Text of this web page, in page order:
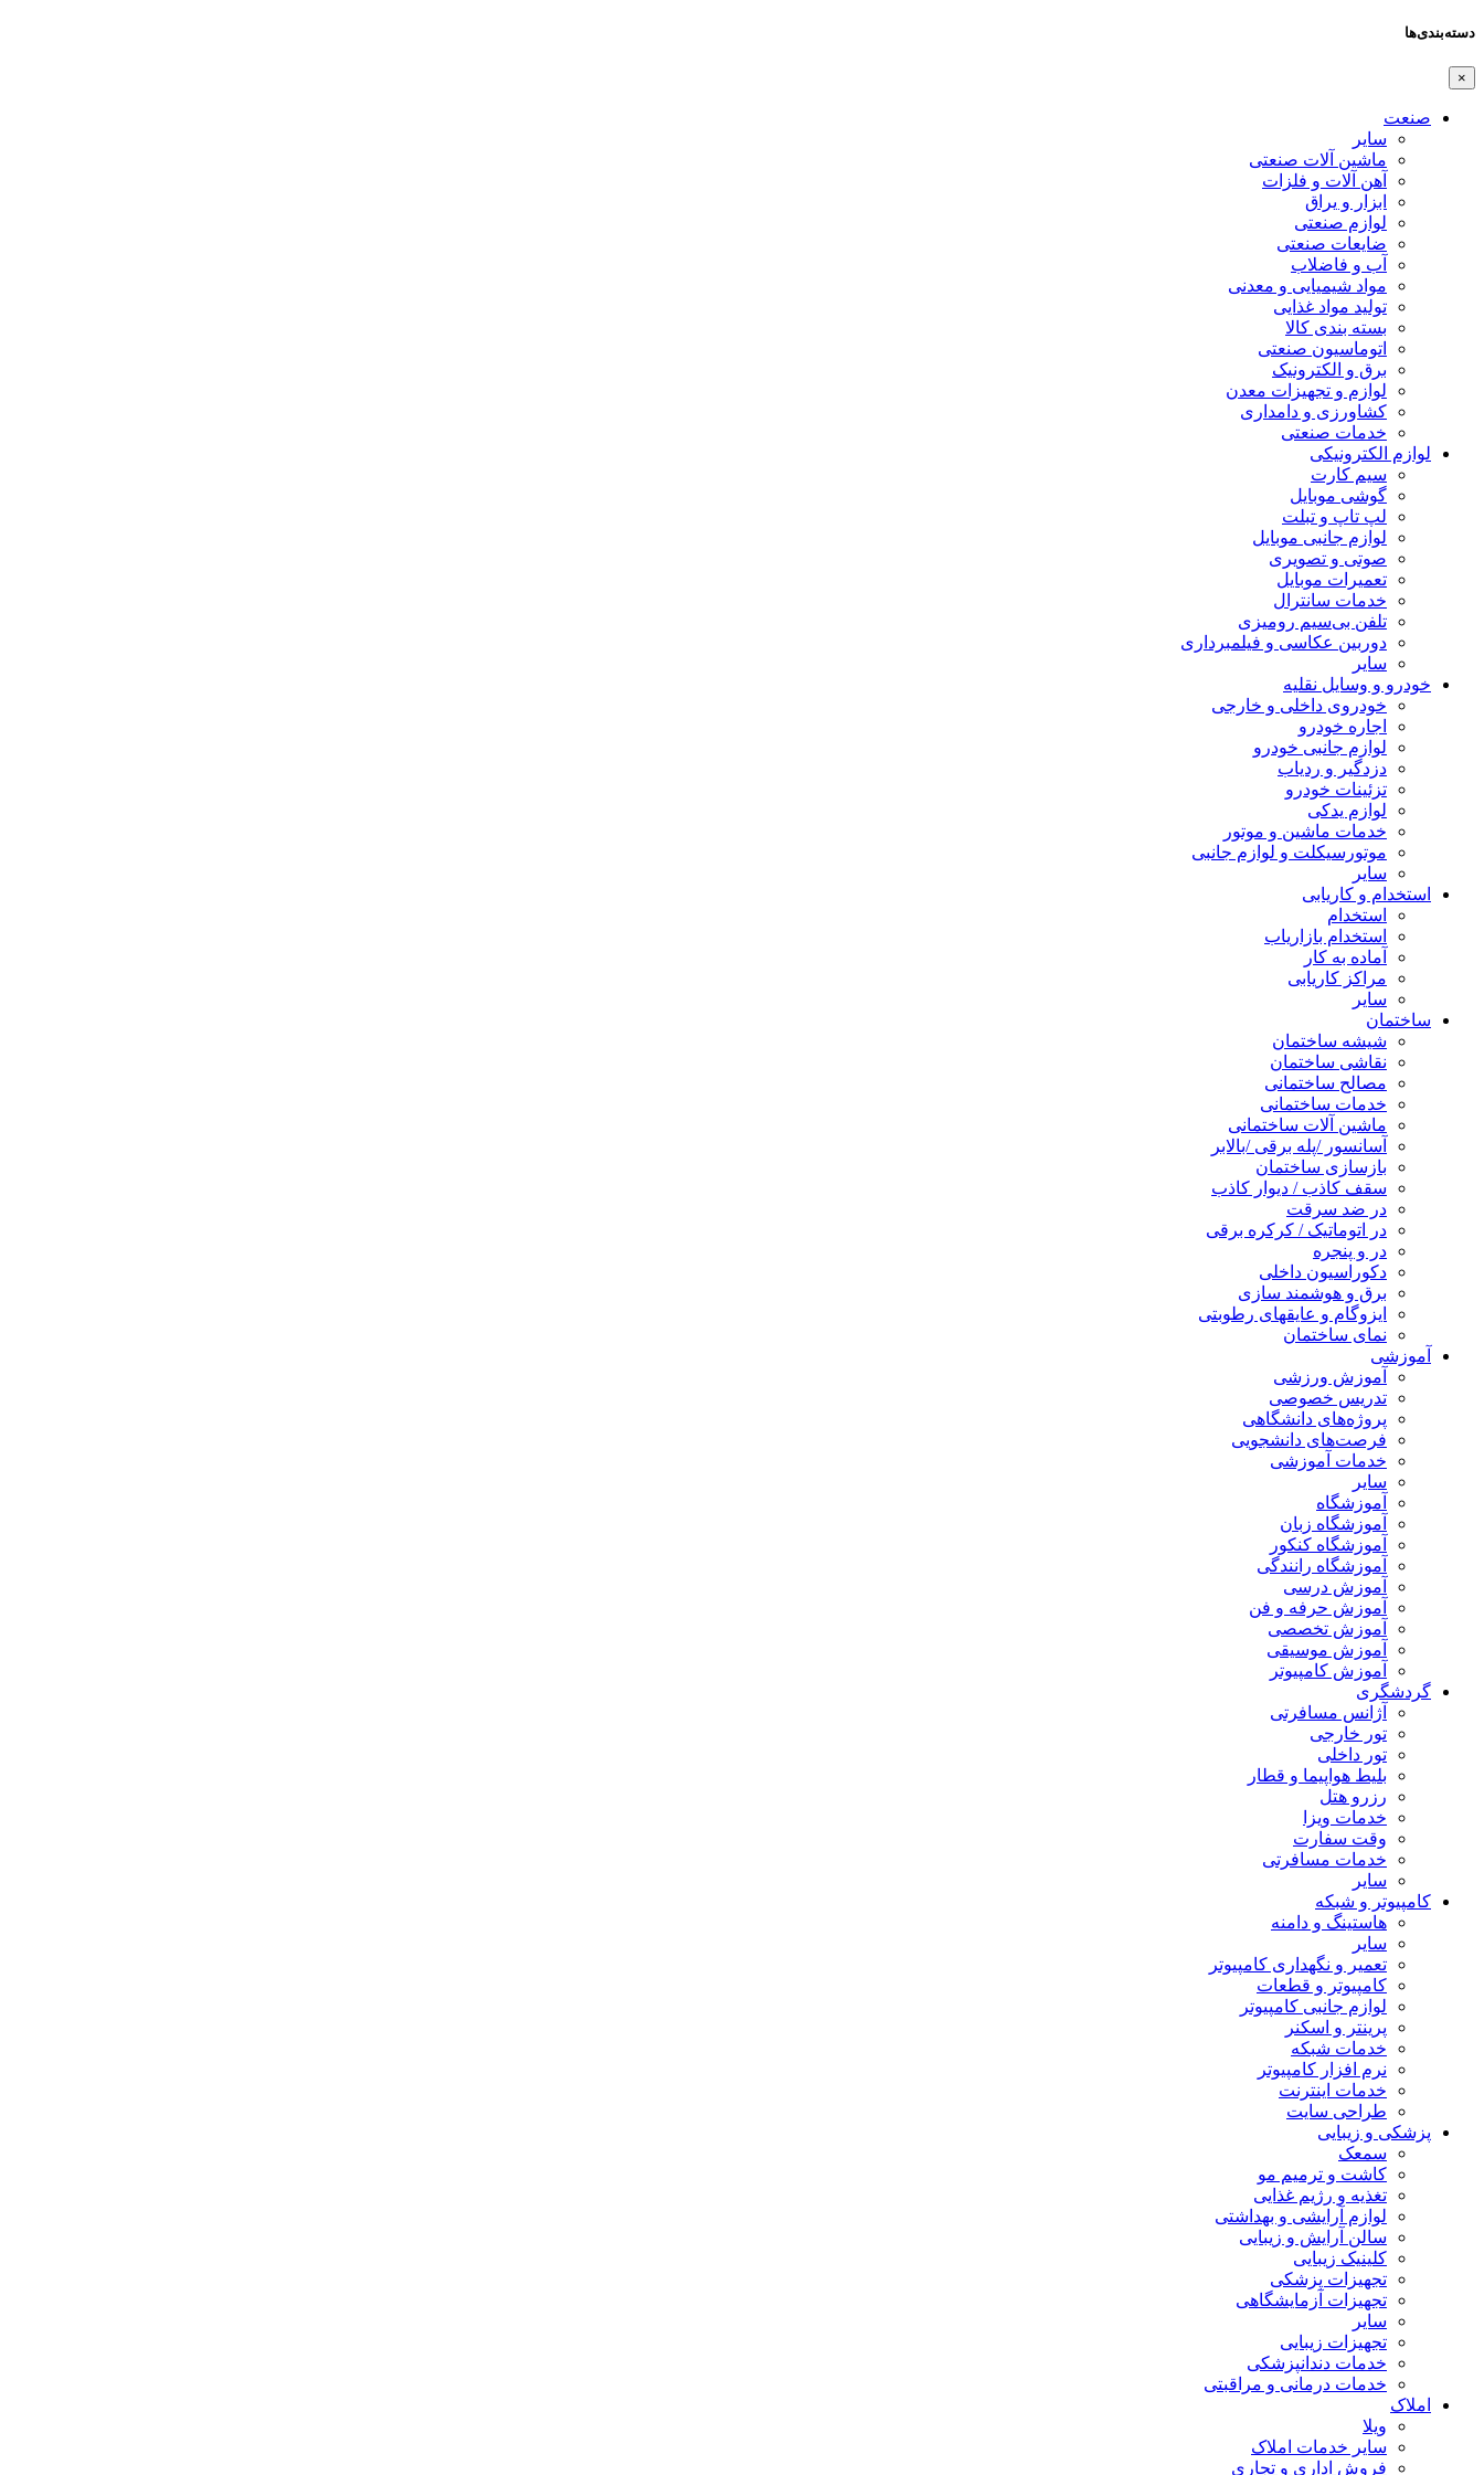
دسته‌بندی‌ها
×
صنعت
سایر
ماشین آلات صنعتی
آهن آلات و فلزات
ابزار و یراق
لوازم صنعتی
ضایعات صنعتی
آب و فاضلاب
مواد شیمیایی و معدنی
تولید مواد غذایی
بسته بندی کالا
اتوماسیون صنعتی
برق و الکترونیک
لوازم و تجهیزات معدن
کشاورزی و دامداری
خدمات صنعتی
لوازم الکترونیکی
سیم کارت
گوشی موبایل
لپ تاپ و تبلت
لوازم جانبی موبایل
صوتی و تصویری
تعمیرات موبایل
خدمات سانترال
تلفن بی‌سیم رومیزی
دوربین عکاسی و فیلمبرداری
سایر
خودرو و وسایل نقلیه
خودروی داخلی و خارجی
اجاره خودرو
لوازم جانبی خودرو
دزدگیر و ردیاب
تزئینات خودرو
لوازم یدکی
خدمات ماشین و موتور
موتورسیکلت و لوازم جانبی
سایر
استخدام و کاریابی
استخدام
استخدام بازاریاب
آماده به کار
مراکز کاریابی
سایر
ساختمان
شیشه ساختمان
نقاشی ساختمان
مصالح ساختمانی
خدمات ساختمانی
ماشین آلات ساختمانی
آسانسور /پله برقی /بالابر
بازسازی ساختمان
سقف کاذب / دیوار کاذب
در ضد سرقت
در اتوماتیک / کرکره برقی
در و پنجره
دکوراسیون داخلی
برق و هوشمند سازی
ایزوگام و عایقهای رطوبتی
نمای ساختمان
آموزشی
آموزش ورزشی
تدریس خصوصی
پروژه‌های دانشگاهی
فرصت‌های دانشجویی
خدمات آموزشی
سایر
آموزشگاه
آموزشگاه زبان
آموزشگاه کنکور
آموزشگاه رانندگی
آموزش درسی
آموزش حرفه و فن
آموزش تخصصی
آموزش موسیقی
آموزش کامپیوتر
گردشگری
آژانس مسافرتی
تور خارجی
تور داخلی
بلیط هواپیما و قطار
رزرو هتل
خدمات ویزا
وقت سفارت
خدمات مسافرتی
سایر
کامپیوتر و شبکه
هاستینگ و دامنه
سایر
تعمیر و نگهداری کامپیوتر
کامپیوتر و قطعات
لوازم جانبی کامپیوتر
پرینتر و اسکنر
خدمات شبکه
نرم افزار کامپیوتر
خدمات اینترنت
طراحی سایت
پزشکی و زیبایی
سمعک
کاشت و ترمیم مو
تغذیه و رژیم غذایی
لوازم آرایشی و بهداشتی
سالن آرایش و زیبایی
کلینیک زیبایی
تجهیزات پزشکی
تجهیزات آزمایشگاهی
سایر
تجهیزات زیبایی
خدمات دندانپزشکی
خدمات درمانی و مراقبتی
املاک
ویلا
سایر خدمات املاک
فروش اداری و تجاری